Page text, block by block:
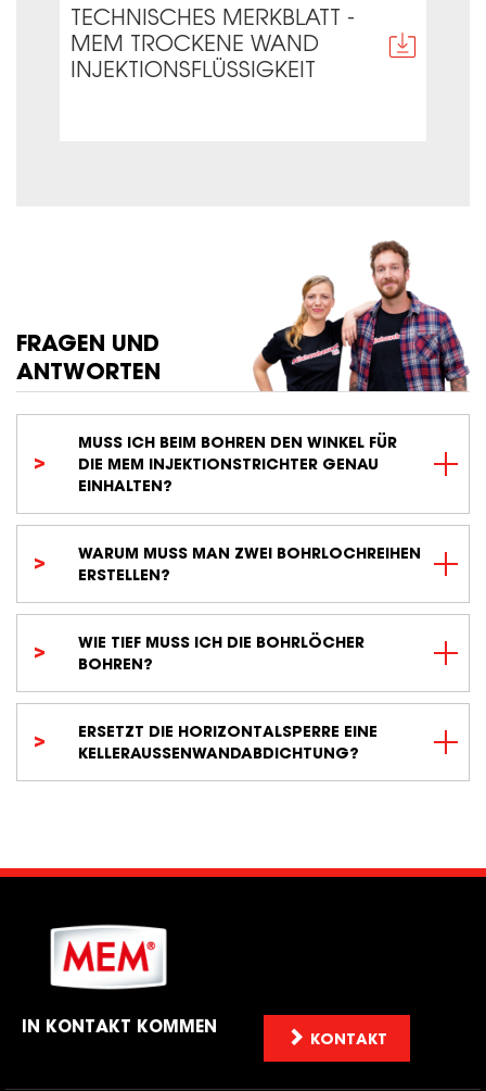
TECHNISCHES MERKBLATT -
MEM TROCKENE WAND
INJEKTIONSFLÜSSIGKEIT
FRAGEN UND
ANTWORTEN
MUSS ICH BEIM BOHREN DEN WINKEL FÜR
DIE MEM INJEKTIONSTRICHTER GENAU
EINHALTEN?
WARUM MUSS MAN ZWEI BOHRLOCHREIHEN
ERSTELLEN?
WIE TIEF MUSS ICH DIE BOHRLÖCHER
BOHREN?
ERSETZT DIE HORIZONTALSPERRE EINE
KELLERAUSSENWANDABDICHTUNG?
KONTAKT
IN KONTAKT KOMMEN